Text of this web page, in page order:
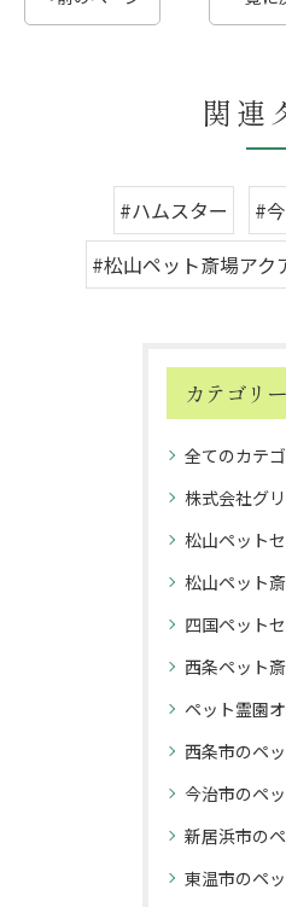
関連
#ハムスター #
#松山ペット斎場アク
カテゴリー
全てのカテ
株式会社グ
松山ペット
松山ペット
四国ペット
西条ペット
ペット霊園
西条市のペ
今治市のペ
新居浜市の
東温市のペ